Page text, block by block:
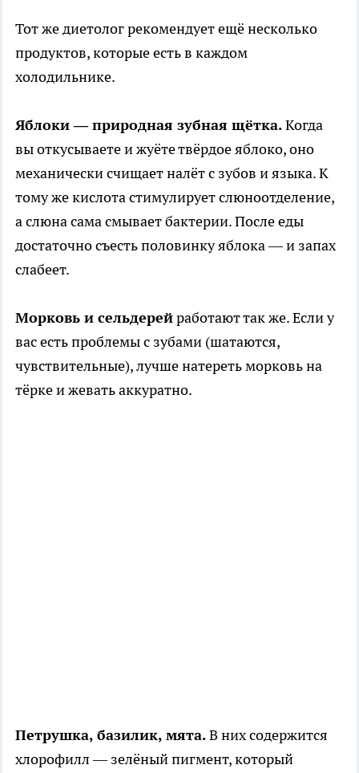
Тот же диетолог рекомендует ещё несколько
продуктов, которые есть в каждом
холодильнике.
Яблоки — природная зубная щётка.Когда
вы откусываете и жуёте твёрдое яблоко, оно
механически счищает налёт с зубов и языка. К
тому же кислота стимулирует слюноотделение,
а слюна сама смывает бактерии. После еды
достаточно съесть половинку яблока — и запах
слабеет.
Морковь и сельдерейработают так же. Если у
вас есть проблемы с зубами (шатаются,
чувствительные), лучше натереть морковь на
тёрке и жевать аккуратно.
Петрушка, базилик, мята.В них содержится
хлорофилл — зелёный пигмент, который